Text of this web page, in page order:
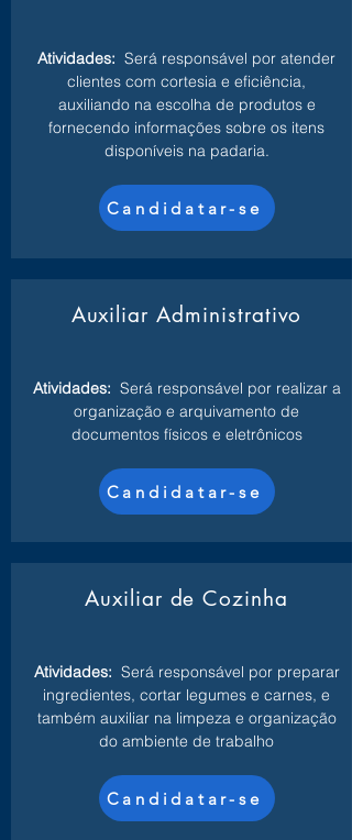
Atividades: Será responsável por atender
clientes com cortesia e eficiência,
auxiliando na escolha de produtos e
fornecendo informações sobre os itens
disponíveis na padaria.
Candidatar-se
Auxiliar Administrativo
Atividades: Será responsável por realizar a
organização e arquivamento de
documentos físicos e eletrônicos
Candidatar-se
Auxiliar de Cozinha
Atividades: Será responsável por preparar
ingredientes, cortar legumes e carnes, e
também auxiliar na limpeza e organização
do ambiente de trabalho
Candidatar-se